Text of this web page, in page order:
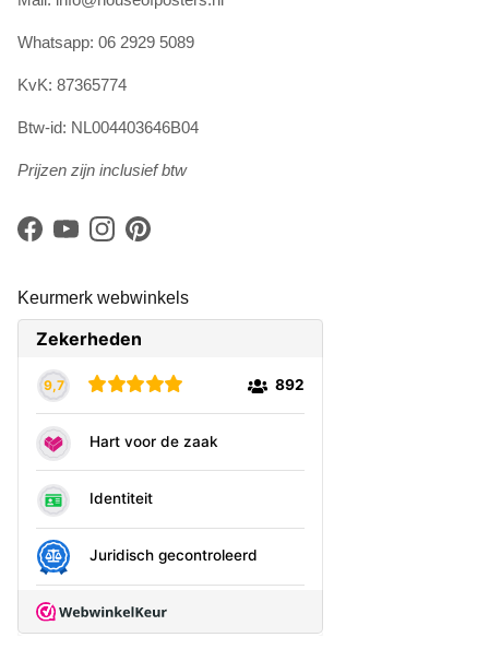
Whatsapp: 06 2929 5089
KvK: 87365774
Btw-id: NL004403646B04
Prijzen zijn inclusief btw
Facebook
YouTubeInstagramPinterest
Keurmerk webwinkels